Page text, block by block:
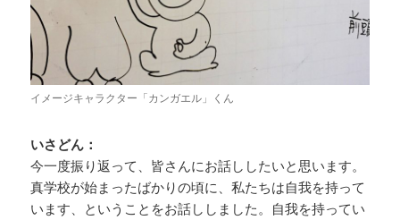
イメージキャラクター「カンガエル」くん
いさどん：
今一度振り返って、皆さんにお話ししたいと思います。
真学校が始まったばかりの頃に、私たちは自我を持って
います、ということをお話ししました。自我を持ってい